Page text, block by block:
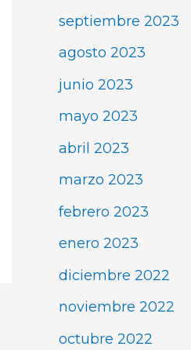
septiembre 2023
agosto 2023
junio 2023
mayo 2023
abril 2023
marzo 2023
febrero 2023
enero 2023
diciembre 2022
noviembre 2022
octubre 2022